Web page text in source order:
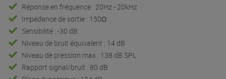
Réponse en fréquence : 20Hz - 20kHz
Impédance de sortie : 150Ω
Sensibilité : -30 dB
Niveau de bruit équivalent : 14 dB
Niveau de pression max : 138 dB SPL
Rapport signal/bruit : 80 dB